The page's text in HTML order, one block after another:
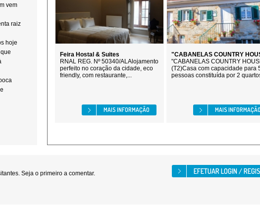
vem
raiz
hoje
Feira Hostal & Suites
RNAL REG. Nº 50340/ALAlojamento
perfeito no coração da cidade, eco
friendly, com restaurante,...
MAIS INFORMAÇÃO
"CABANELAS COUNTRY
"CABANELAS COUNTRY
(T2)Casa com capacidade para
pessoas constituída por 2
MAIS INFORMAÇÃO
Seja o primeiro a comentar.